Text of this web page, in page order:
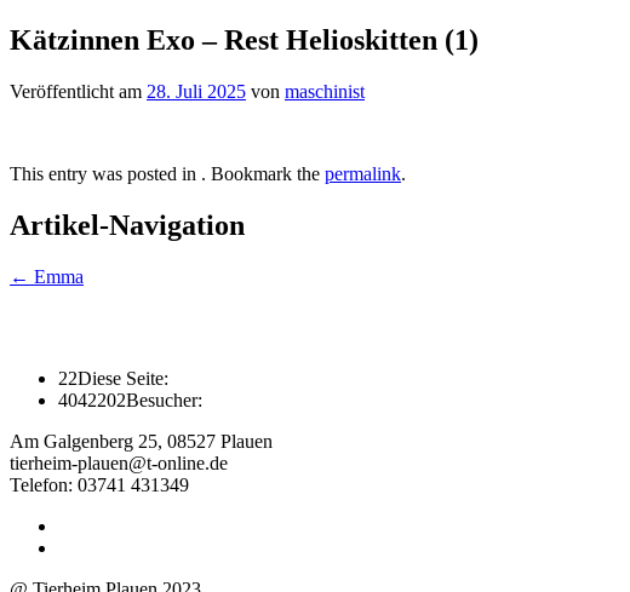
Kätzinnen Exo – Rest Helioskitten (1)
Veröffentlicht am 28. Juli 2025 von maschinist
This entry was posted in . Bookmark the permalink.
Artikel-Navigation
← Emma
22Diese Seite:
4042202Besucher:
Am Galgenberg 25, 08527 Plauen
tierheim-plauen@t-online.de
Telefon: 03741 431349